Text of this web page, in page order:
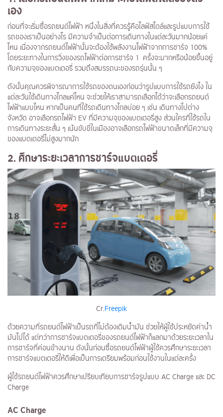
เอง
ก่อนที่จะเริ่มซื้อรถยนต์ไฟฟ้า หนึ่งในสิ่งที่ควรรู้คือไลฟ์สไตล์และรูปแบบการใช้
รถของเราเป็นอย่างไร มีความจำเป็นต่อการเดินทางในแต่ละวันมากน้อยแค่
ไหน เนื่องจากรถยนต์ไฟฟ้านั้นจะต้องใช้พลังงานไฟฟ้าจากการชาร์จ 100%
โดยระยะทางในการวิ่งของรถไฟฟ้าต่อการชาร์จ 1 ครั้งจะมากหรือน้อยขึ้นอยู่
กับความจุของแบตเตอรี่ รวมถึงสมรรถนะของรถรุ่นนั้น ๆ
ดังนั้นคุณควรพิจารณาการใช้รถของตนเองก่อนว่ารูปแบบการใช้รถยังไง ใน
แต่ละวันใช้เดินทางไกลแค่ไหน จะช่วยให้เราสามารถเลือกได้ว่าจะเลือกรถยนต์
ไฟฟ้าแบบไหน หากเป็นคนที่ใช้รถเดินทางไกลบ่อย ๆ เช่น เดินทางไปต่าง
จังหวัด อาจเลือกรถไฟฟ้า EV ที่มีความจุของแบตเตอรี่สูง ส่วนใครที่ใช้รถใน
การเดินทางระยะสั้น ๆ เน้นขับขี่ในเมืองอาจเลือกรถไฟฟ้าขนาดเล็กที่มีความจุ
ของแบตเตอรี่ไม่สูงมากนัก
2. ศึกษาระยะเวลาการชาร์จแบตเตอรี่
Cr.Freepik
ด้วยความที่รถยนต์ไฟฟ้าเป็นรถที่ไม่ต้องเติมน้ำมัน ช่วยให้ผู้ใช้ประหยัดค่าน้ำ
มันไปได้ แต่ทว่าการชาร์จแบตเตอรี่ของรถยนต์ไฟฟ้าก็แลกมาด้วยระยะเวลาใน
การชาร์จที่ค่อนข้างนาน ดังนั้นก่อนซื้อรถยนต์ไฟฟ้าผู้ใช้ควรศึกษาระยะเวลา
การชาร์จแบตเตอรี่ให้ดีเพื่อเป็นการเตรียมพร้อมก่อนใช้งานในแต่ละครั้ง
ผู้ใช้รถยนต์ไฟฟ้าควรศึกษาเปรียบเทียบการชาร์จรูปแบบ AC Charge และ DC
Charge
AC Charge